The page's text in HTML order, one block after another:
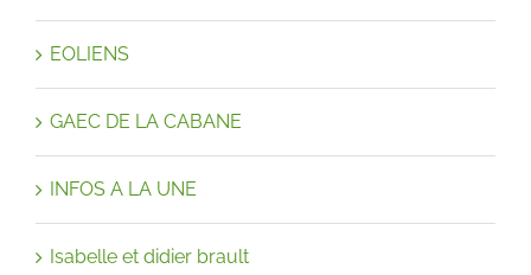
EOLIENS
GAEC DE LA CABANE
INFOS A LA UNE
Isabelle et didier brault